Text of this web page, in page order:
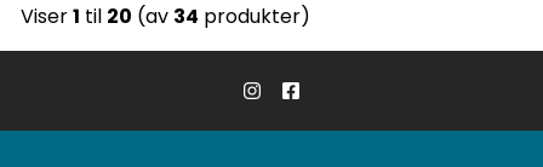
Viser1 til 20 (av 34 produkter)